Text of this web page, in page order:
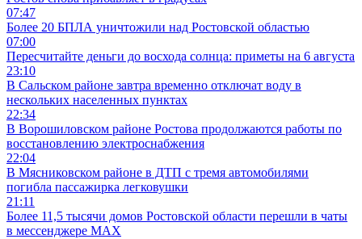
07:47
Более 20 БПЛА уничтожили над Ростовской областью
07:00
Пересчитайте деньги до восхода солнца: приметы на 6 августа
23:10
В Сальском районе завтра временно отключат воду в
нескольких населенных пунктах
22:34
В Ворошиловском районе Ростова продолжаются работы по
восстановлению электроснабжения
22:04
В Мясниковском районе в ДТП с тремя автомобилями
погибла пассажирка легковушки
21:11
Более 11,5 тысячи домов Ростовской области перешли в чаты
в мессенджере MAX